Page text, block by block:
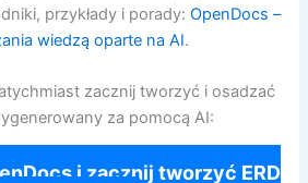
przykłady i porady:OpenDocs –
wiedzą oparte na AI.
zacznij tworzyć i osadzać
za pomocą AI:
i zacznij tworzyć ERD